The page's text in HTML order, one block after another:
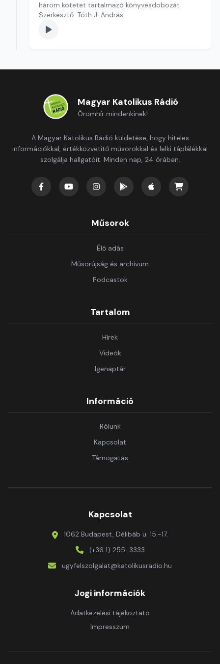
három kötetet tartalmazó könyvesdobozát
Szerkesztő: Tóth J. András
Magyar Katolikus Rádió
Örömhír mindenkinek!
A Magyar Katolikus Rádió küldetése, hogy hiteles
információkkal, értékközvetítő műsorokkal és lelki táplálékkal
szolgálja hallgatóit. Minden nap, 24 órában.
Műsorok
Élő adás
Műsorújság és archívum
Podcastok
Tartalom
Hírek
Videók
Igenaptár
Információ
Rólunk
Kapcsolat
Támogatás
Kapcsolat
1062 Budapest, Délibáb u. 15.-17.
(+36 1) 255-3333
ugyfelszolgalat@katolikusradio.hu
Jogi információk
Adatkezelési tájékoztató
Impresszum